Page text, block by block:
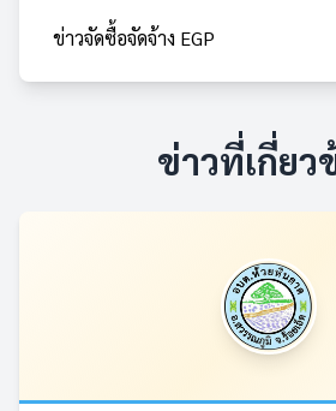
ข่าวจัดซื้อจัดจ้าง EGP
ข่าวที่เกี่ยว